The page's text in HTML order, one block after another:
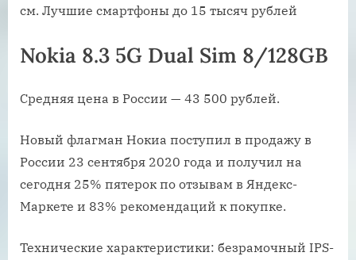
см. Лучшие смартфоны до 15 тысяч рублей
Nokia 8.3 5G Dual Sim 8/128GB
Средняя цена в России — 43 500 рублей.
Новый флагман Нокиа поступил в продажу в
России 23 сентября 2020 года и получил на
сегодня 25% пятерок по отзывам в Яндекс-
Маркете и 83% рекомендаций к покупке.
Технические характеристики: безрамочный IPS-